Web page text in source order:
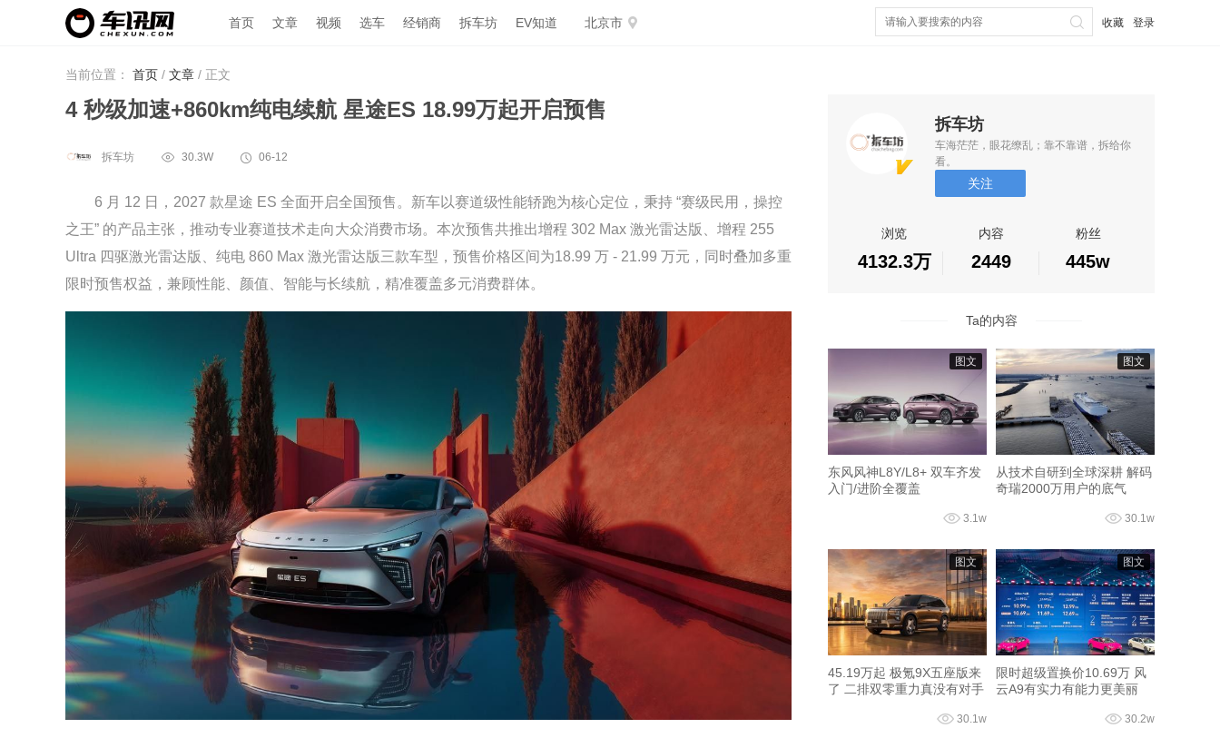
首页 文章 视频 选车 经销商 拆车坊 EV知道 北京市 收藏 登录
当前位置： 首页 / 文章 / 正文
4 秒级加速+860km纯电续航 星途ES 18.99万起开启预售
拆车坊 30.3W 06-12
6 月 12 日，2027 款星途 ES 全面开启全国预售。新车以赛道级性能轿跑为核心定位，秉持 “赛级民用，操控
之王” 的产品主张，推动专业赛道技术走向大众消费市场。本次预售共推出增程 302 Max 激光雷达版、增程 255
Ultra 四驱激光雷达版、纯电 860 Max 激光雷达版三款车型，预售价格区间为18.99 万 - 21.99 万元，同时叠加多重
限时预售权益，兼顾性能、颜值、智能与长续航，精准覆盖多元消费群体。
拆车坊
车海茫茫，眼花缭乱；靠不靠谱，拆给你
看。
关注
浏览
4132.3万
内容
2449
粉丝
445w
Ta的内容
图文
东风风神L8Y/L8+ 双车齐发
入门/进阶全覆盖
3.1w
图文
从技术自研到全球深耕 解码
奇瑞2000万用户的底气
30.1w
图文
45.19万起 极氪9X五座版来
了 二排双零重力真没有对手
30.1w
图文
限时超级置换价10.69万 风
云A9有实力有能力更美丽
30.2w